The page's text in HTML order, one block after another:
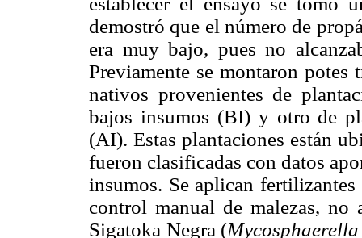
demostró que el número de
era muy bajo, pues no
Previamente se montaron
nativos provenientes de
bajos insumos (BI) y otro de
(AI). Estas plantaciones están
fueron clasificadas con datos
insumos. Se aplican
control manual de malezas,
Sigatoka Negra (